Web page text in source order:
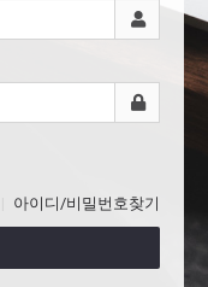
아이디/비밀번호찾기